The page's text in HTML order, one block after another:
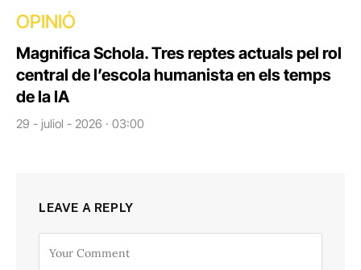
OPINIÓ
Magnifica Schola. Tres reptes actuals pel rol
central de l’escola humanista en els temps
de la IA
29 - juliol - 2026 · 03:00
LEAVE A REPLY